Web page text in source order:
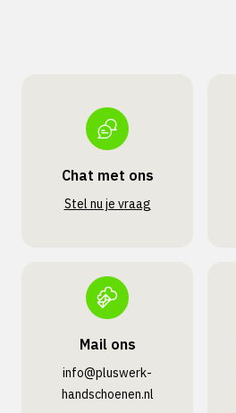
Chat met ons
Stel nu je vraag
Mail ons
info@pluswerk­
handschoenen.nl